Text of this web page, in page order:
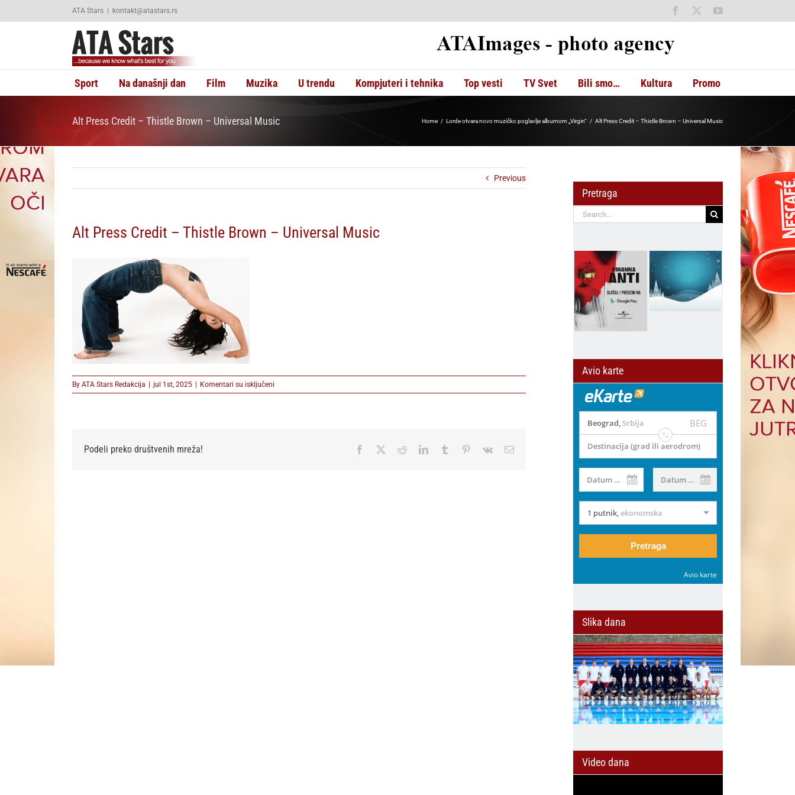
ATA Stars | kontakt@atastars.rs Facebook YouTube
Sport Na današnji dan Film Muzika U trendu Kompjuteri i tehnika Top vesti TV Svet Bili smo… Kultura Promo
Alt Press Credit – Thistle Brown – Universal Music Home Lorde otvara novo muzičko poglavlje albumom „Virgin“ Alt Press Credit – Thistle Brown – Universal Music
Previous
Alt Press Credit – Thistle Brown – Universal Music
By ATA Stars Redakcija | jul 1st, 2025 | Komentari su isključeni
Alt
Podeli preko društvenih mreža! Facebook RedditLinkedInTumblr Pinterest
Vk Email
Pretraga
Search
for:
Avio karte
Beograd, Srbija BEG
Destinacija (grad ili aerodrom)
Datum od Datum do
1 putnik,ekonomska
Pretraga
Avio karte
Slika dana
Video dana